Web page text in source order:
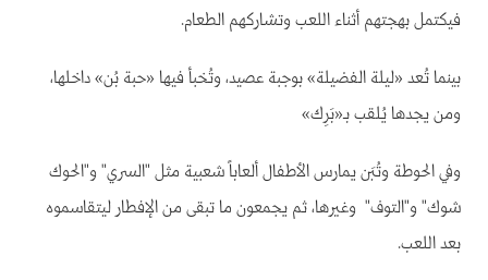
فيكتمل بهجتهم أثناء اللعب وتشاركهم الطعام.
بينما تُعد «ليلة الفضيلة» بوجبة عصيد، وتُخبأ فيها «حبة بُن» داخلها،
ومن يجدها يُلقب بـ«بَرِك»
وفي الحوطة وتُبَن يمارس الأطفال ألعاباً شعبية مثل "السري" و"الحوك
شوك" و"التوف" وغيرها، ثم يجمعون ما تبقى من الإفطار ليتقاسموه
بعد اللعب.